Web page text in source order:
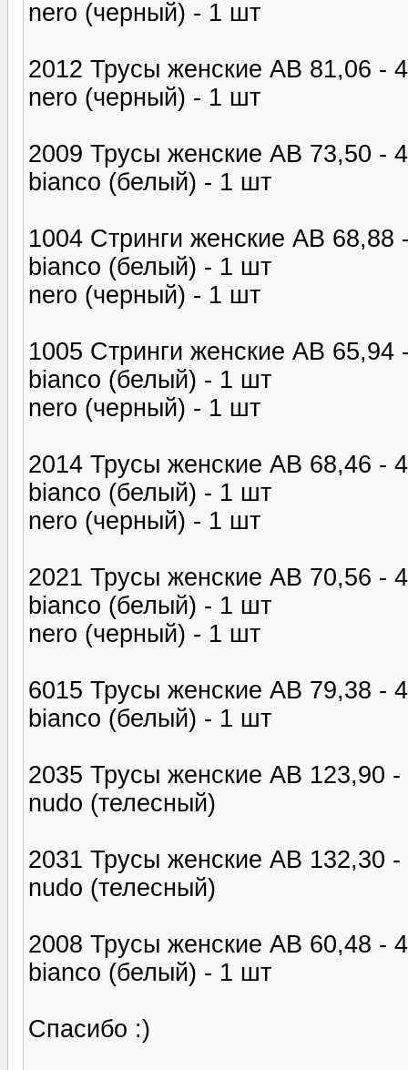
nero (черный) - 1 шт
2012 Трусы женские AB 81,06 -
nero (черный) - 1 шт
2009 Трусы женские AB 73,50 -
bianco (белый) - 1 шт
1004 Стринги женские AB 68,88
bianco (белый) - 1 шт
nero (черный) - 1 шт
1005 Стринги женские AB 65,94
bianco (белый) - 1 шт
nero (черный) - 1 шт
2014 Трусы женские AB 68,46 -
bianco (белый) - 1 шт
nero (черный) - 1 шт
2021 Трусы женские AB 70,56 -
bianco (белый) - 1 шт
nero (черный) - 1 шт
6015 Трусы женские AB 79,38 -
bianco (белый) - 1 шт
2035 Трусы женские AB 123,90 -
nudo (телесный)
2031 Трусы женские AB 132,30 -
nudo (телесный)
2008 Трусы женские AB 60,48 -
bianco (белый) - 1 шт
Спасибо :)